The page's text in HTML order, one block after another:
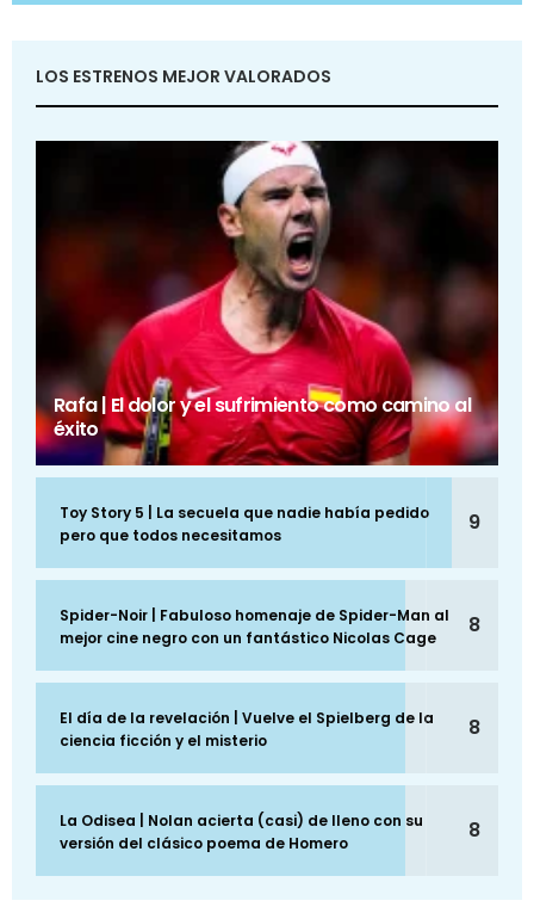
LOS ESTRENOS MEJOR VALORADOS
Rafa | El dolor y el sufrimiento como camino al
éxito
Toy Story 5 | La secuela que nadie había pedido
pero que todos necesitamos
9
Spider-Noir | Fabuloso homenaje de Spider-Man al
mejor cine negro con un fantástico Nicolas Cage
8
El día de la revelación | Vuelve el Spielberg de la
ciencia ficción y el misterio
8
La Odisea | Nolan acierta (casi) de lleno con su
versión del clásico poema de Homero
8